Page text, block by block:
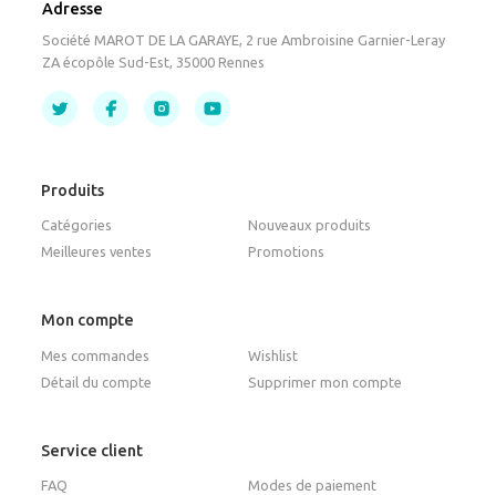
Adresse
Société MAROT DE LA GARAYE, 2 rue Ambroisine Garnier-Leray
ZA écopôle Sud-Est, 35000 Rennes
Produits
Catégories
Nouveaux produits
Meilleures ventes
Promotions
Mon compte
Mes commandes
Wishlist
Détail du compte
Supprimer mon compte
Service client
FAQ
Modes de paiement